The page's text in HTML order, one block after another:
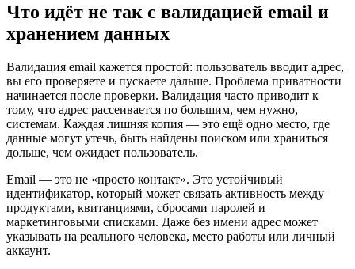
Что идёт не так с валидацией email и
хранением данных
Валидация email кажется простой: пользователь вводит адрес,
вы его проверяете и пускаете дальше. Проблема приватности
начинается после проверки. Валидация часто приводит к
тому, что адрес рассеивается по большим, чем нужно,
системам. Каждая лишняя копия — это ещё одно место, где
данные могут утечь, быть найдены поиском или храниться
дольше, чем ожидает пользователь.
Email — это не «просто контакт». Это устойчивый
идентификатор, который может связать активность между
продуктами, квитанциями, сбросами паролей и
маркетинговыми списками. Даже без имени адрес может
указывать на реального человека, место работы или личный
аккаунт.